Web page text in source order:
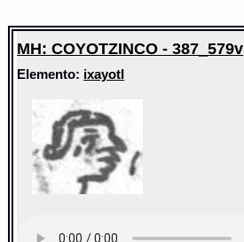
MH: COYOTZINCO - 387_579v
Elemento: ixayotl